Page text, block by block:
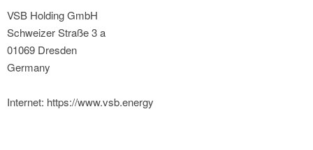
VSB Holding GmbH
Schweizer Straße 3 a
01069 Dresden
Germany
Internet: https://www.vsb.energy